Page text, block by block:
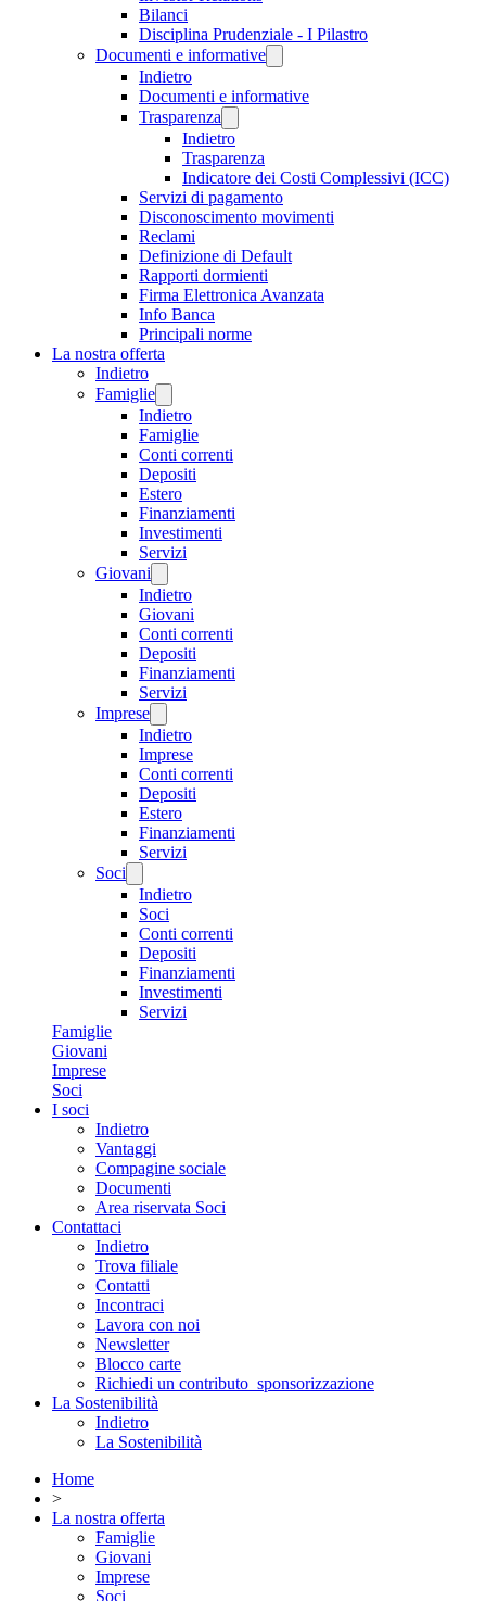
Bilanci
Disciplina Prudenziale - I Pilastro
Documenti e informative
Indietro
Documenti e informative
Trasparenza
Indietro
Trasparenza
Indicatore dei Costi Complessivi (ICC)
Servizi di pagamento
Disconoscimento movimenti
Reclami
Definizione di Default
Rapporti dormienti
Firma Elettronica Avanzata
Info Banca
Principali norme
La nostra offerta
Indietro
Famiglie
Indietro
Famiglie
Conti correnti
Depositi
Estero
Finanziamenti
Investimenti
Servizi
Giovani
Indietro
Giovani
Conti correnti
Depositi
Finanziamenti
Servizi
Imprese
Indietro
Imprese
Conti correnti
Depositi
Estero
Finanziamenti
Servizi
Soci
Indietro
Soci
Conti correnti
Depositi
Finanziamenti
Investimenti
Servizi
Famiglie
Giovani
Imprese
Soci
I soci
Indietro
Vantaggi
Compagine sociale
Documenti
Area riservata Soci
Contattaci
Indietro
Trova filiale
Contatti
Incontraci
Lavora con noi
Newsletter
Blocco carte
Richiedi un contributo_sponsorizzazione
La Sostenibilità
Indietro
La Sostenibilità
Home
>
La nostra offerta
Famiglie
Giovani
Imprese
Soci